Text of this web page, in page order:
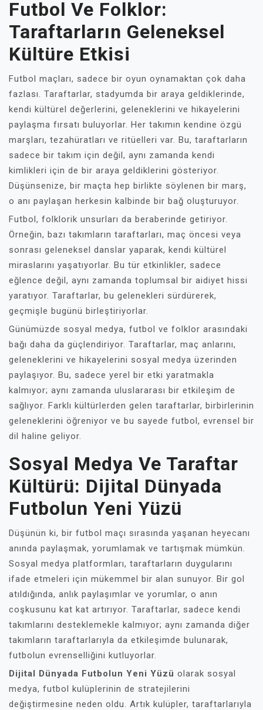
Futbol Ve Folklor:
Taraftarların Geleneksel
Kültüre Etkisi
Futbol maçları, sadece bir oyun oynamaktan çok daha
fazlası. Taraftarlar, stadyumda bir araya geldiklerinde,
kendi kültürel değerlerini, geleneklerini ve hikayelerini
paylaşma fırsatı buluyorlar. Her takımın kendine özgü
marşları, tezahüratları ve ritüelleri var. Bu, taraftarların
sadece bir takım için değil, aynı zamanda kendi
kimlikleri için de bir araya geldiklerini gösteriyor.
Düşünsenize, bir maçta hep birlikte söylenen bir marş,
o anı paylaşan herkesin kalbinde bir bağ oluşturuyor.
Futbol, folklorik unsurları da beraberinde getiriyor.
Örneğin, bazı takımların taraftarları, maç öncesi veya
sonrası geleneksel danslar yaparak, kendi kültürel
miraslarını yaşatıyorlar. Bu tür etkinlikler, sadece
eğlence değil, aynı zamanda toplumsal bir aidiyet hissi
yaratıyor. Taraftarlar, bu gelenekleri sürdürerek,
geçmişle bugünü birleştiriyorlar.
Günümüzde sosyal medya, futbol ve folklor arasındaki
bağı daha da güçlendiriyor. Taraftarlar, maç anlarını,
geleneklerini ve hikayelerini sosyal medya üzerinden
paylaşıyor. Bu, sadece yerel bir etki yaratmakla
kalmıyor; aynı zamanda uluslararası bir etkileşim de
sağlıyor. Farklı kültürlerden gelen taraftarlar, birbirlerinin
geleneklerini öğreniyor ve bu sayede futbol, evrensel bir
dil haline geliyor.
Sosyal Medya Ve Taraftar
Kültürü: Dijital Dünyada
Futbolun Yeni Yüzü
Düşünün ki, bir futbol maçı sırasında yaşanan heyecanı
anında paylaşmak, yorumlamak ve tartışmak mümkün.
Sosyal medya platformları, taraftarların duygularını
ifade etmeleri için mükemmel bir alan sunuyor. Bir gol
atıldığında, anlık paylaşımlar ve yorumlar, o anın
coşkusunu kat kat artırıyor. Taraftarlar, sadece kendi
takımlarını desteklemekle kalmıyor; aynı zamanda diğer
takımların taraftarlarıyla da etkileşimde bulunarak,
futbolun evrenselliğini kutluyorlar.
Dijital Dünyada Futbolun Yeni Yüzü olarak sosyal
medya, futbol kulüplerinin de stratejilerini
değiştirmesine neden oldu. Artık kulüpler, taraftarlarıyla